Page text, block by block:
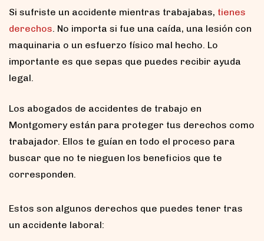
Si sufriste un accidente mientras trabajabas, tienes
derechos . No importa si fue una caída, una lesión con
maquinaria o un esfuerzo físico mal hecho. Lo
importante es que sepas que puedes recibir ayuda
legal.
Los abogados de accidentes de trabajo en
Montgomery están para proteger tus derechos como
trabajador. Ellos te guían en todo el proceso para
buscar que no te nieguen los beneficios que te
corresponden.
Estos son algunos derechos que puedes tener tras
un accidente laboral: